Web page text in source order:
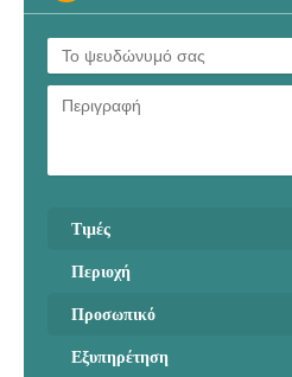
Τιμές
Περιοχή
Προσωπικό
Εξυπηρέτηση